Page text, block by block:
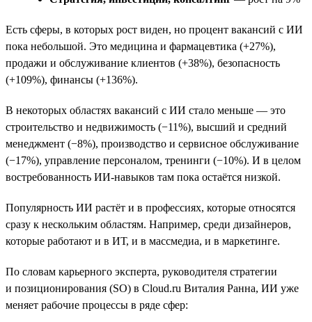
Есть сферы, в которых рост виден, но процент вакансий с ИИ
пока небольшой. Это медицина и фармацевтика (+27%),
продажи и обслуживание клиентов (+38%), безопасность
(+109%), финансы (+136%).
В некоторых областях вакансий с ИИ стало меньше — это
строительство и недвижимость (−11%), высший и средний
менеджмент (−8%), производство и сервисное обслуживание
(−17%), управление персоналом, тренинги (−10%). И в целом
востребованность ИИ-навыков там пока остаётся низкой.
Популярность ИИ растёт и в профессиях, которые относятся
сразу к нескольким областям. Например, среди дизайнеров,
которые работают и в ИТ, и в массмедиа, и в маркетинге.
По словам карьерного эксперта, руководителя стратегии
и позиционирования (SO) в Cloud.ru Виталия Ранна, ИИ уже
меняет рабочие процессы в ряде сфер: